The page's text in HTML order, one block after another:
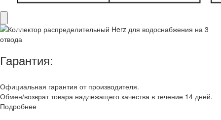
Гарантия:
Официальная гарантия от производителя.
Обмен/возврат товара надлежащего качества в течение 14 дней.
Подробнее